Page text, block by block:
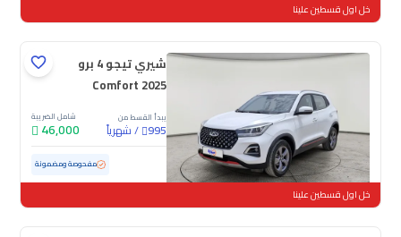
خل اول قسطين علينا
شيري تيجو 4 برو
Comfort 2025
يبدأ القسط من
995
/شهرياً
شامل الضريبة
46,000
مستعملة 19,033 كم ممشى قليل مفحوصة ومضمونة
خل اول قسطين علينا